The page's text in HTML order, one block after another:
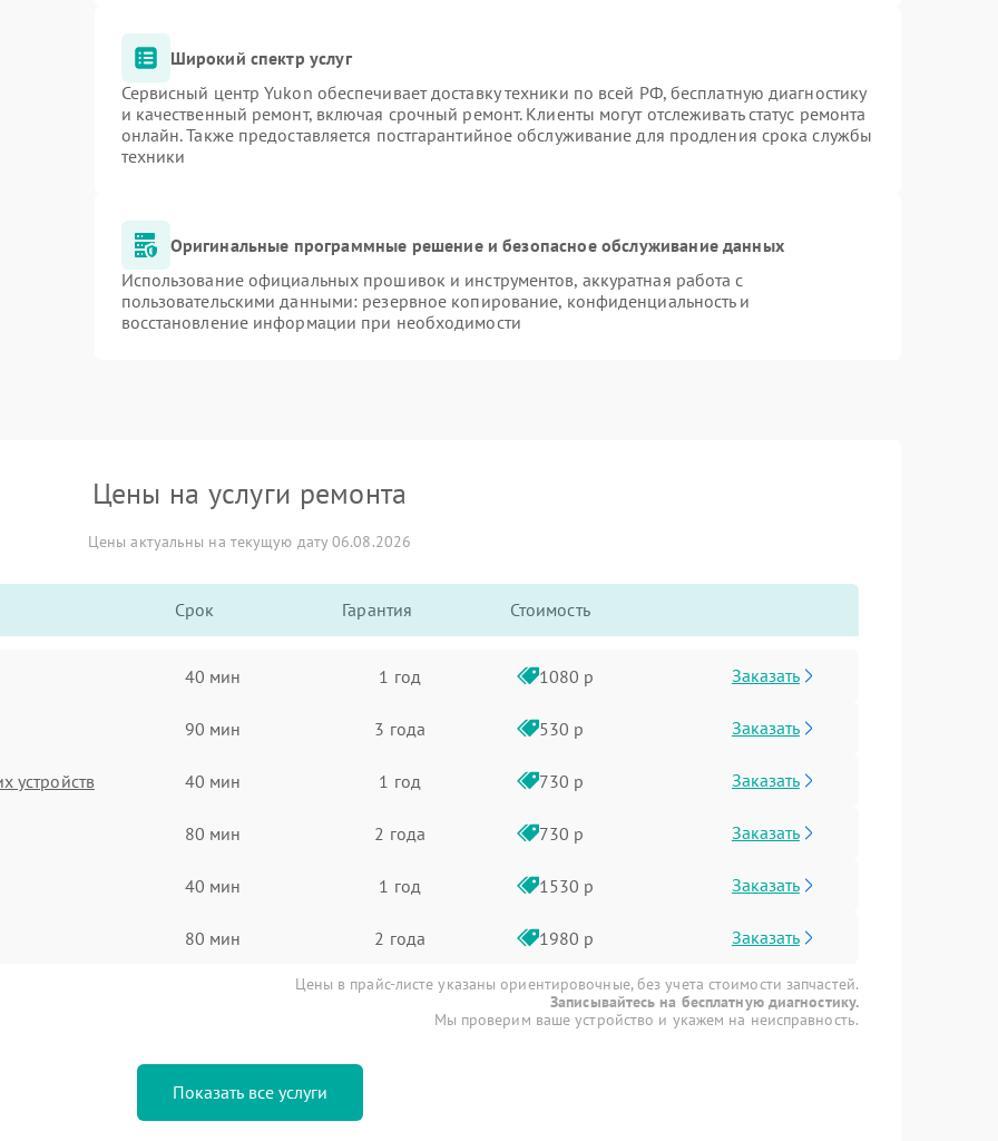
Широкий спектр услуг
Сервисный центр Yukon обеспечивает доставку техники по всей РФ, бесплатную диагностику
и качественный ремонт, включая срочный ремонт. Клиенты могут отслеживать статус ремонта
онлайн. Также предоставляется постгарантийное обслуживание для продления срока службы
техники
Оригинальные программные решение и безопасное обслуживание данных
Использование официальных прошивок и инструментов, аккуратная работа с
пользовательскими данными: резервное копирование, конфиденциальность и
восстановление информации при необходимости
Цены на услуги ремонта
Цены актуальны на текущую дату 06.08.2026
Срок Гарантия Стоимость
40 мин 1 год 1080 р Заказать
90 мин 3 года 530 р Заказать
устройств 40 мин 1 год 730 р Заказать
80 мин 2 года 730 р Заказать
40 мин 1 год 1530 р Заказать
80 мин 2 года 1980 р Заказать
Цены в прайс-листе указаны ориентировочные, без учета стоимости запчастей.
Записывайтесь на бесплатную диагностику.
Мы проверим ваше устройство и укажем на неисправность.
Показать все услуги